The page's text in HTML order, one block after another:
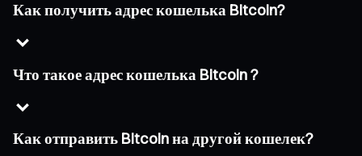
Как получить адрес кошелька Bitcoin?
Что такое адрес кошелька Bitcoin ?
Как отправить Bitcoin на другой кошелек?